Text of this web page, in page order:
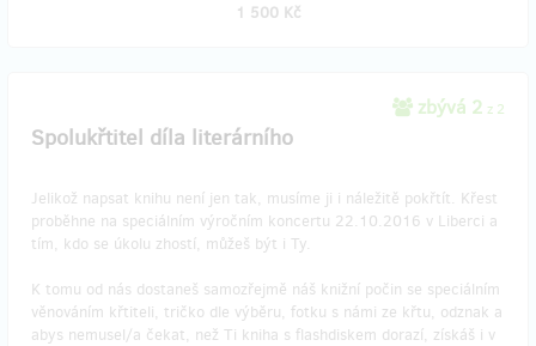
1 500 Kč
zbývá 2 z 2
Spolukřtitel díla literárního
Jelikož napsat knihu není jen tak, musíme ji i náležitě pokřtít. Křest
proběhne na speciálním výročním koncertu 22.10.2016 v Liberci a
tím, kdo se úkolu zhostí, můžeš být i Ty.
K tomu od nás dostaneš samozřejmě náš knižní počin se speciálním
věnováním křtiteli, tričko dle výběru, fotku s námi ze křtu, odznak a
abys nemusel/a čekat, než Ti kniha s flashdiskem dorazí, získáš i v